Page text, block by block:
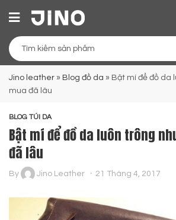
Jino leather » Blog đồ da » Bật mí để đồ da
mua đã lâu
BLOG TÚI DA
Bật mí để đồ da luôn trông
đã lâu
By Jino Leather 21 Tháng 4, 2017